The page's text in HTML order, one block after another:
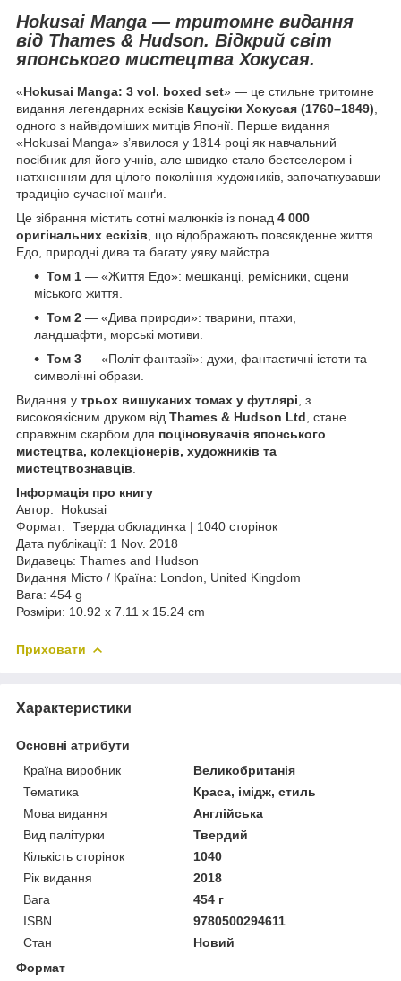
Hokusai Manga — тритомне видання
від Thames & Hudson. Відкрий світ
японського мистецтва Хокусая.
«Hokusai Manga: 3 vol. boxed set» — це стильне тритомне
видання легендарних ескізів Кацусіки Хокусая (1760–1849)
одного з найвідоміших митців Японії. Перше видання
«Hokusai Manga» з’явилося у 1814 році як навчальний
посібник для його учнів, але швидко стало бестселером і
натхненням для цілого покоління художників, започаткувавши
традицію сучасної манґи.
Це зібрання містить сотні малюнків із понад 4 000
оригінальних ескізів , що відображають повсякденне життя
Едо, природні дива та багату уяву майстра.
Том 1 — «Життя Едо»: мешканці, ремісники, сцени
міського життя.
Том 2 — «Дива природи»: тварини, птахи,
ландшафти, морські мотиви.
Том 3 — «Політ фантазії»: духи, фантастичні істоти та
символічні образи.
Видання у трьох вишуканих томах у футлярі , з
високоякісним друком від Thames & Hudson Ltd , стане
справжнім скарбом для поціновувачів японського
мистецтва, колекціонерів, художників та
мистецтвознавців
Інформація про книгу
Автор: Hokusai
Формат: Тверда обкладинка | 1040 сторінок
Дата публікації: 1 Nov. 2018
Видавець: Thames and Hudson
Видання Місто / Країна: London, United Kingdom
Вага: 454 g
Розміри: 10.92 x 7.11 x 15.24 cm
Приховати
Характеристики
Основні атрибути
Країна виробник
Великобританія
Тематика
Краса, імідж, стиль
Мова видання
Англійська
Вид палітурки
Твердий
Кількість сторінок
1040
Рік видання
2018
Вага
454 г
ISBN
9780500294611
Стан
Новий
Формат